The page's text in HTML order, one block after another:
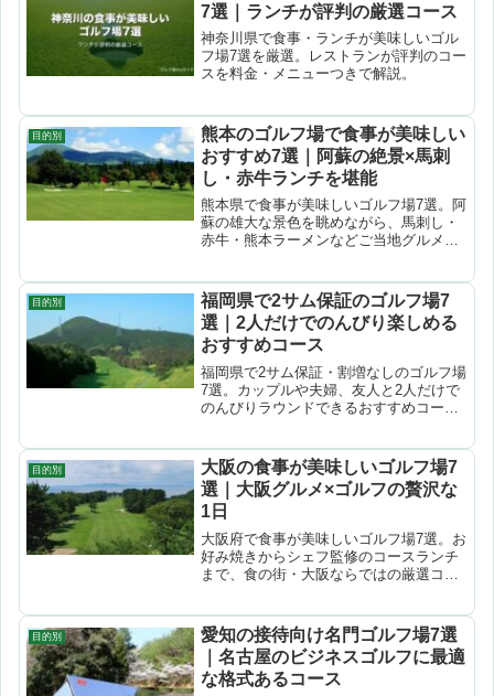
7選｜ランチが評判の厳選コース
神奈川県で食事・ランチが美味しいゴル
フ場7選を厳選。レストランが評判のコー
スを料金・メニューつきで解説。
目的別
熊本のゴルフ場で食事が美味しい
おすすめ7選｜阿蘇の絶景×馬刺
し・赤牛ランチを堪能
熊本県で食事が美味しいゴルフ場7選。阿
蘇の雄大な景色を眺めながら、馬刺し・
赤牛・熊本ラーメンなどご当地グルメラ
目的別
福岡県で2サム保証のゴルフ場7
選｜2人だけでのんびり楽しめる
おすすめコース
福岡県で2サム保証・割増なしのゴルフ場
7選。カップルや夫婦、友人と2人だけで
のんびりラウンドできるおすすめコース
目的別
大阪の食事が美味しいゴルフ場7
選｜大阪グルメ×ゴルフの贅沢な
1日
大阪府で食事が美味しいゴルフ場7選。お
好み焼きからシェフ監修のコースランチ
まで、食の街・大阪ならではの厳選コー
目的別
愛知の接待向け名門ゴルフ場7選
｜名古屋のビジネスゴルフに最適
な格式あるコース